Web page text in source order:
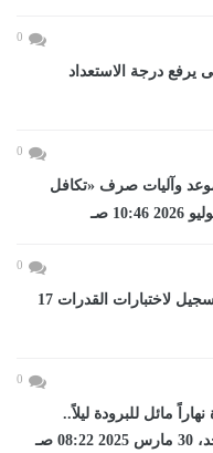
0
يرفع درجة الاستعداد
0
جنيه.. موعد وآليات صرف «تكافل
0
تنسيق الجامعات 2026.. إتاحة التسجيل لاختبارات القدرات 17
0
مائل للبرودة ليلاً..
والعظمى فى القاهرة...اليوم الأحد، 30 مارس 2025 08:22 صـ